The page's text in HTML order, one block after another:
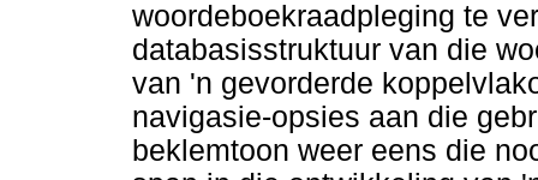
woordeboekraadpleging te
databasisstruktuur van die
van 'n gevorderde
navigasie-opsies aan die
beklemtoon weer eens die